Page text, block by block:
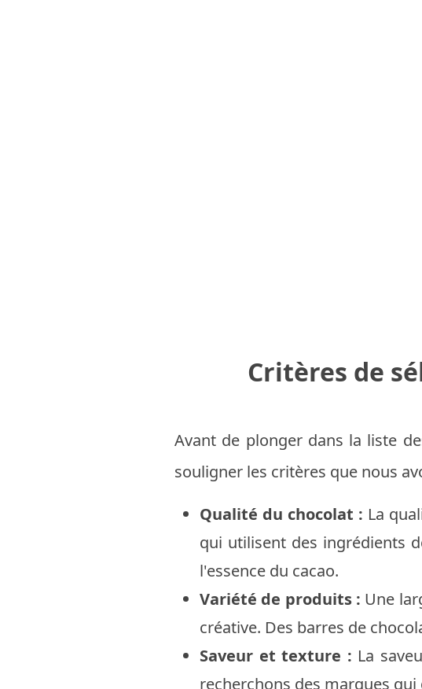
Critères de
Avant de plonger dans la liste
souligner les critères que nous
Qualité du chocolat : La
qui utilisent des ingrédients
l'essence du cacao.
Variété de produits : Une
créative. Des barres de
Saveur et texture : La
recherchons des marques